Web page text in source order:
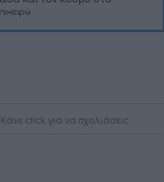
Κάνε click για να σχολιάσεις